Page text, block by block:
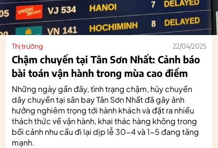
Thị trường 22/04/2025
Chậm chuyến tại Tân Sơn Nhất: Cảnh báo
bài toán vận hành trong mùa cao điểm
Những ngày gần đây, tình trạng chậm, hủy chuyến
dây chuyền tại sân bay Tân Sơn Nhất đã gây ảnh
hưởng nghiêm trọng tới hành khách và đặt ra nhiều
thách thức về vận hành, khai thác hàng không trong
bối cảnh nhu cầu đi lại dịp lễ 30-4 và 1-5 đang tăng
mạnh.